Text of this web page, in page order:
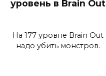
уровень в Brain Out
На 177 уровне Brain Out
надо убить монстров.